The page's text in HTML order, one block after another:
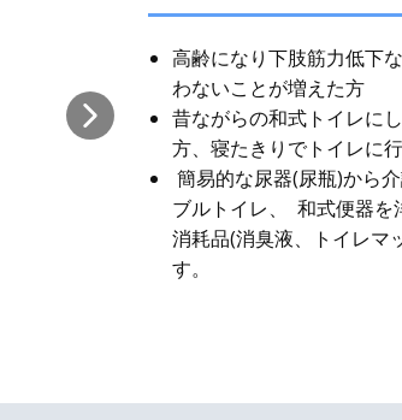
高齢になり下肢筋力低下
わないことが増えた方
昔ながらの和式​トイレに
方、寝たきりでトイレに
簡易的な尿器(尿瓶)から
ブルトイレ、 和式便器を
消耗品(消臭液、トイレマ
す。